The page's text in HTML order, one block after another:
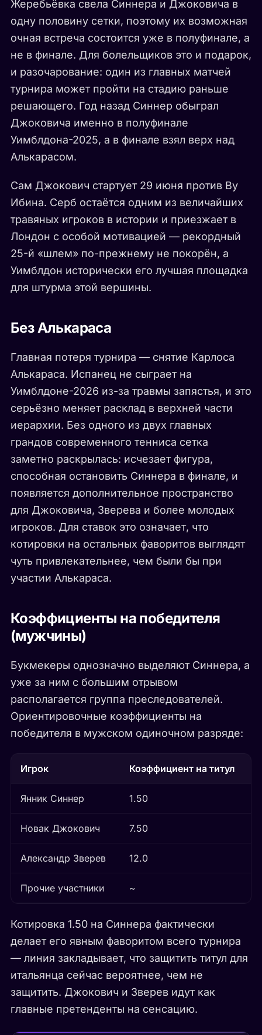
Жеребьёвка свела Синнера и Джоковича в
одну половину сетки, поэтому их возможная
очная встреча состоится уже в полуфинале, а
не в финале. Для болельщиков это и подарок,
и разочарование: один из главных матчей
турнира может пройти на стадию раньше
решающего. Год назад Синнер обыграл
Джоковича именно в полуфинале
Уимблдона-2025, а в финале взял верх над
Алькарасом.
Сам Джокович стартует 29 июня против Ву
Ибина. Серб остаётся одним из величайших
травяных игроков в истории и приезжает в
Лондон с особой мотивацией — рекордный
25-й «шлем» по-прежнему не покорён, а
Уимблдон исторически его лучшая площадка
для штурма этой вершины.
Без Алькараса
Главная потеря турнира — снятие Карлоса
Алькараса. Испанец не сыграет на
Уимблдоне-2026 из-за травмы запястья, и это
серьёзно меняет расклад в верхней части
иерархии. Без одного из двух главных
грандов современного тенниса сетка
заметно раскрылась: исчезает фигура,
способная остановить Синнера в финале, и
появляется дополнительное пространство
для Джоковича, Зверева и более молодых
игроков. Для ставок это означает, что
котировки на остальных фаворитов выглядят
чуть привлекательнее, чем были бы при
участии Алькараса.
Коэффициенты на победителя
(мужчины)
Букмекеры однозначно выделяют Синнера, а
уже за ним с большим отрывом
располагается группа преследователей.
Ориентировочные коэффициенты на
победителя в мужском одиночном разряде:
Игрок Коэффициент на титул
Янник Синнер 1.50
Новак Джокович 7.50
Александр Зверев 12.0
Прочие участники ~
Котировка 1.50 на Синнера фактически
делает его явным фаворитом всего турнира
— линия закладывает, что защитить титул для
итальянца сейчас вероятнее, чем не
защитить. Джокович и Зверев идут как
главные претенденты на сенсацию.